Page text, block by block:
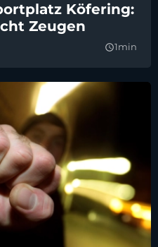
Köfering:
Zeugen
query_builder1min